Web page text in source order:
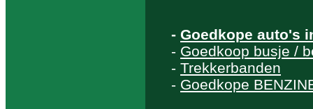
- Goedkope auto's
- Goedkoop busje /
- Trekkerbanden
- Goedkope